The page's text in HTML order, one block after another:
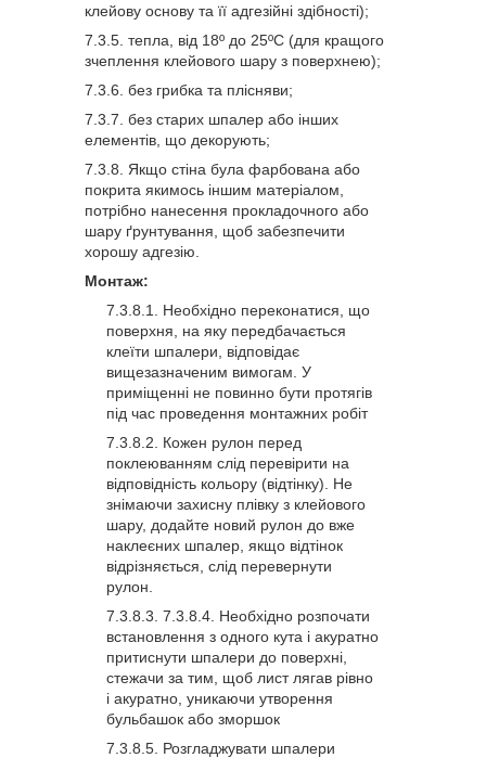
клейову основу та її адгезійні здібності);
тепла, від 18º до 25ºС (для кращого
зчеплення клейового шару з поверхнею);
без грибка та плісняви;
без старих шпалер або інших
елементів, що декорують;
Якщо стіна була фарбована або
покрита якимось іншим матеріалом,
потрібно нанесення прокладочного або
шару ґрунтування, щоб забезпечити
хорошу адгезію.
Монтаж:
Необхідно переконатися, що
поверхня, на яку передбачається
клеїти шпалери, відповідає
вищезазначеним вимогам. У
приміщенні не повинно бути протягів
під час проведення монтажних робіт
Кожен рулон перед
поклеюванням слід перевірити на
відповідність кольору (відтінку). Не
знімаючи захисну плівку з клейового
шару, додайте новий рулон до вже
наклеєних шпалер, якщо відтінок
відрізняється, слід перевернути
рулон.
Необхідно розпочати
встановлення з одного кута і акуратно
притиснути шпалери до поверхні,
стежачи за тим, щоб лист лягав рівно
і акуратно, уникаючи утворення
бульбашок або зморшок
Розгладжувати шпалери